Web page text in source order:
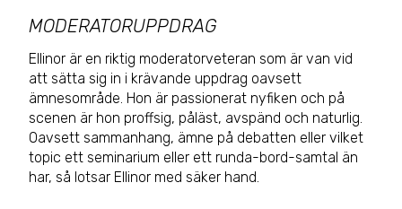
MODERATORUPPDRAG
Ellinor är en riktig moderatorveteran som är van vid
att sätta sig in i krävande uppdrag oavsett
ämnesområde. Hon är passionerat nyfiken och på
scenen är hon proffsig, påläst, avspänd och naturlig.
Oavsett sammanhang, ämne på debatten eller vilket
topic ett seminarium eller ett runda-bord-samtal än
har, så lotsar Ellinor med säker hand.